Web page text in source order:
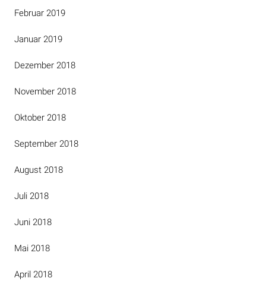
Februar 2019
Januar 2019
Dezember 2018
November 2018
Oktober 2018
September 2018
August 2018
Juli 2018
Juni 2018
Mai 2018
April 2018